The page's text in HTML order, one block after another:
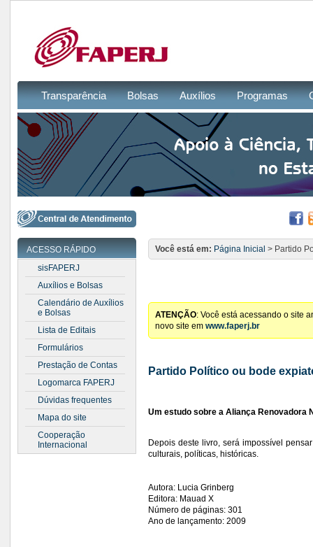
Transparência Bolsas Auxílios Programas
ACESSO RÁPIDO
sisFAPERJ
Auxílios e Bolsas
Calendário de Auxílios
e Bolsas
Lista de Editais
Formulários
Prestação de Contas
Logomarca FAPERJ
Dúvidas frequentes
Mapa do site
Cooperação
Internacional
Você está em: Página Inicial > Partido
ATENÇÃO: Você está acessando o site
novo site em www.faperj.br
Partido Político ou bode
Um estudo sobre a Aliança Renovadora
Depois deste livro, será impossível
culturais, políticas, históricas.
Autora: Lucia Grinberg
Editora: Mauad X
Número de páginas: 301
Ano de lançamento: 2009